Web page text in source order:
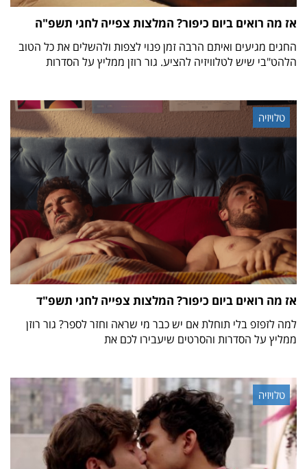
אז מה רואים ביום כיפור? המלצות צפייה לחגי תשפ"ה
החגים מגיעים ואיתם הרבה זמן פנוי לצפות ולהשלים את כל הטוב
הלהט"בי שיש לטלוויזיה להציע. גור רוזן ממליץ על הסדרות
טלויזיה
אז מה רואים ביום כיפור? המלצות צפייה לחגי תשפ"ד
למה לזפזפ בלי תוחלת אם יש כבר מי שראה וחזר לספר? גור רוזן
ממליץ על הסדרות והסרטים שיעבירו לכם את
טלויזיה